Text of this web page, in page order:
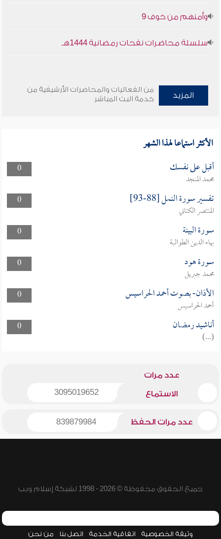
وأمنهم من خوف 9
سلسلة محاضرات نفحات رمضانية 1444هـ
المزيد
من الفعاليات والمحاضرات الأرشيفية من
خدمة البث المباشر
الأكثر استماعا لهذا الشهر
0 أقبل على نفسك
محمد المنجد
0
تفسير سورة النمل [88-93]
المنتصر الكتاني
0
سورة البينة
بهاء الدين الطوالبة
0
سورة هود
محمد جبريل
0
الأذان- بصوت أحمد الحراسيس
أحمد الحراسيس
0
أناشيد رمضان
(...)
عدد مرات
الاستماع 3095019652
عدد مرات الحفظ 839879984
جميع الحقوق محفوظة © 2026 - 1998 لشبكة إسلام ويب
وثيقة الخصوصية اتفاقية الخدمة اتصل بنا من نحن